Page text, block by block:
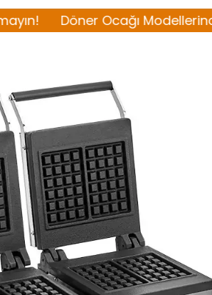
Döner Ocağı Modellerinde